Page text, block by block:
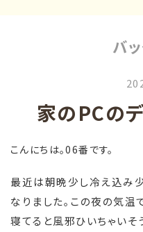
バ
家のPCのデ
こんにちは。06番です。
最近は朝晩少し冷え込み
なりました。この夜の気
寝てると風邪ひいちゃいそ